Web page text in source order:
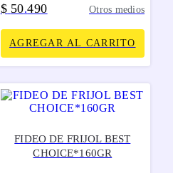
$ 50.490 Otros medios
AGREGAR AL CARRITO
FIDEO DE FRIJOL BEST
CHOICE*160GR